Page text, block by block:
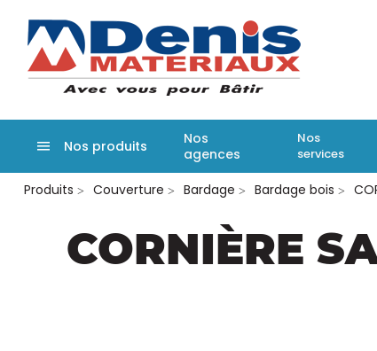
Aller
Nos produits
Nos
agences
Nos
services
Produits
Couverture Bardage Bardage bois
CORNIÈRE